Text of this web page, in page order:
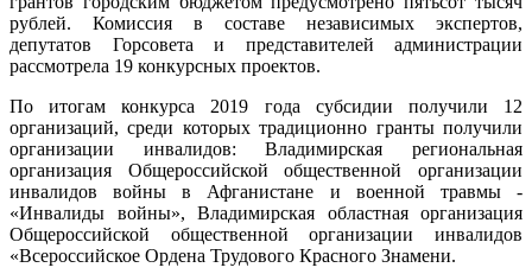
рублей. Комиссия в составе независимых экспертов,
депутатов Горсовета и представителей администрации
рассмотрела 19 конкурсных проектов.
По итогам конкурса 2019 года субсидии получили 12
организаций, среди которых традиционно гранты получили
организации инвалидов: Владимирская региональная
организация Общероссийской общественной организации
инвалидов войны в Афганистане и военной травмы -
«Инвалиды войны», Владимирская областная организация
Общероссийской общественной организации инвалидов
«Всероссийское Ордена Трудового Красного Знамени.